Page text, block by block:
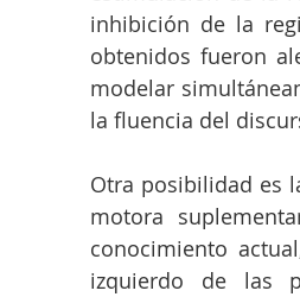
inhibición de la
obtenidos fueron
modelar
la fluencia del
Otra posibilidad es
motora
conocimiento
izquierdo de las